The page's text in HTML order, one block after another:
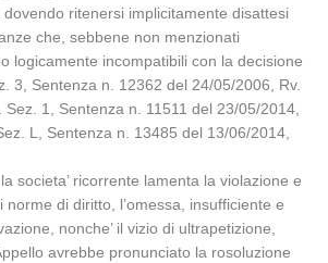
ritenersi implicitamente disattesi
che, sebbene non menzionati
logicamente incompatibili con la decisione
3, Sentenza n. 12362 del 24/05/2006, Rv.
Sez. 1, Sentenza n. 11511 del 23/05/2014,
L, Sentenza n. 13485 del 13/06/2014,
societa’ ricorrente lamenta la violazione e
norme di diritto, l’omessa, insufficiente e
nonche’ il vizio di ultrapetizione,
avrebbe pronunciato la rosoluzione